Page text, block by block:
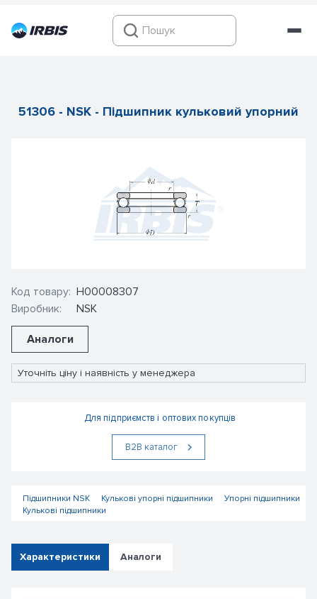
51306 - NSK - Підшипник кульковий упорний
Код товару:
Виробник:
Н00008307
NSK
Аналоги
Уточніть ціну і наявність у менеджера
Для підприємств і оптових покупців
В2В каталог
Підшипники NSK Кулькові упорні підшипники
Упорні підшипники
Кулькові підшипники
Характеристики Аналоги